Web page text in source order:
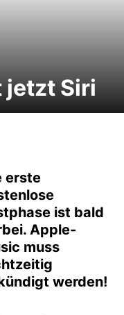
jetzt Siri
erste
ist bald
Apple-
muss
werden!